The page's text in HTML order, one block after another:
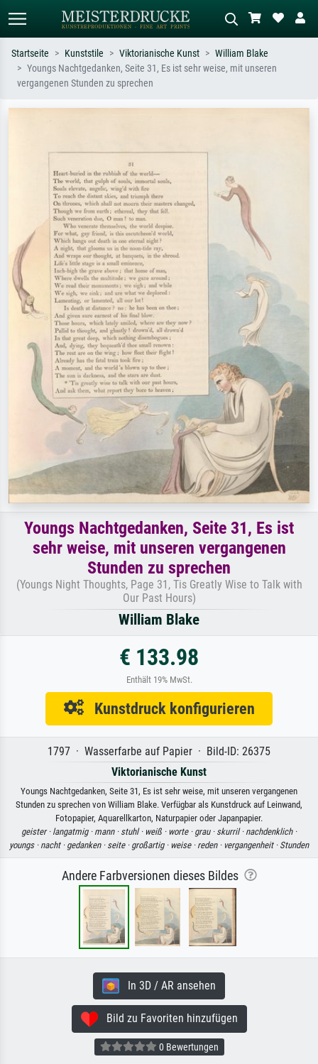
Standardsuche
Startseite Kunststile Viktorianische Kunst
William Blake
Youngs Nachtgedanken, Seite 31, Es ist sehr weise, mit unseren
vergangenen Stunden zu sprechen
Youngs Nachtgedanken, Seite 31, Es ist
sehr weise, mit unseren vergangenen
Stunden zu sprechen
(Youngs Night Thoughts, Page 31, Tis Greatly Wise to Talk with
Our Past Hours)
William Blake
€ 133.98
Enthält 19% MwSt.
Kunstdruck konfigurieren
1797 · Wasserfarbe auf Papier · Bild-ID: 26375
Viktorianische Kunst
Youngs Nachtgedanken, Seite 31, Es ist sehr weise, mit unseren vergangenen
Stunden zu sprechen von William Blake. Verfügbar als Kunstdruck auf Leinwand,
Fotopapier, Aquarellkarton, Naturpapier oder Japanpapier.
geister · langatmig · mann · stuhl · weiß · worte · grau · skurril · nachdenklich ·
youngs · nacht · gedanken · seite · großartig · weise · reden · vergangenheit · Stunden
Andere Farbversionen dieses Bildes
In 3D / AR ansehen
Bild zu Favoriten hinzufügen
0 Bewertungen